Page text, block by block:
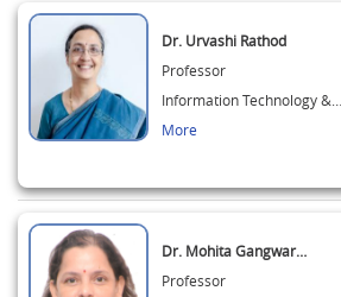
Dr. Urvashi Rathod
Professor
Information Technology &…
More
Dr. Mohita Gangwar…
Professor